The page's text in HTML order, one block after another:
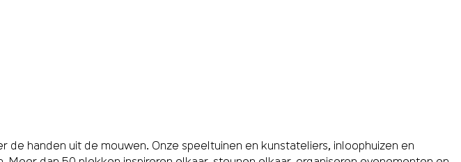
handen uit de mouwen. Onze speeltuinen en kunstateliers, inloophuizen en